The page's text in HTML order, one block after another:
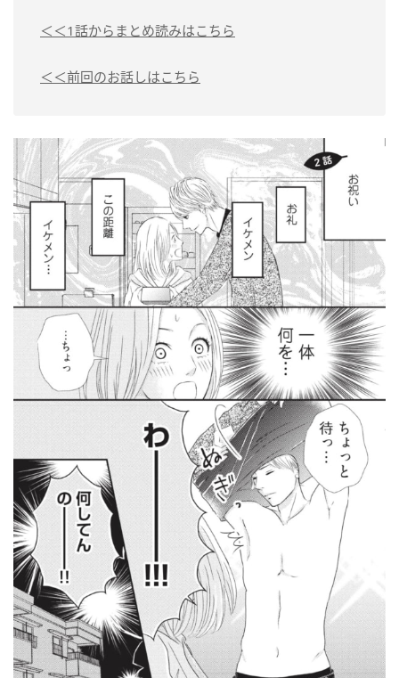
＜＜1話からまとめ読みはこちら
＜＜前回のお話しはこちら